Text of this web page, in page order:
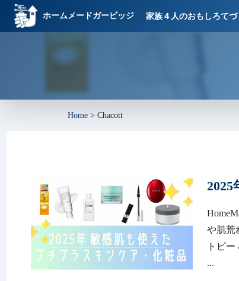
ホームメードガービッジ 家族４人のおもしろて
Home > Chacott
や肌荒
トピ
...